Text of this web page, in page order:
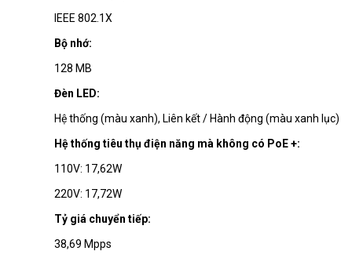
IEEE 802.1X
Bộ nhớ:
128 MB
Đèn LED:
Hệ thống (màu xanh), Liên kết / Hành động (màu xanh lục)
Hệ thống tiêu thụ điện năng mà không có PoE +:
110V: 17,62W
220V: 17,72W
Tỷ giá chuyển tiếp:
38,69 Mpps